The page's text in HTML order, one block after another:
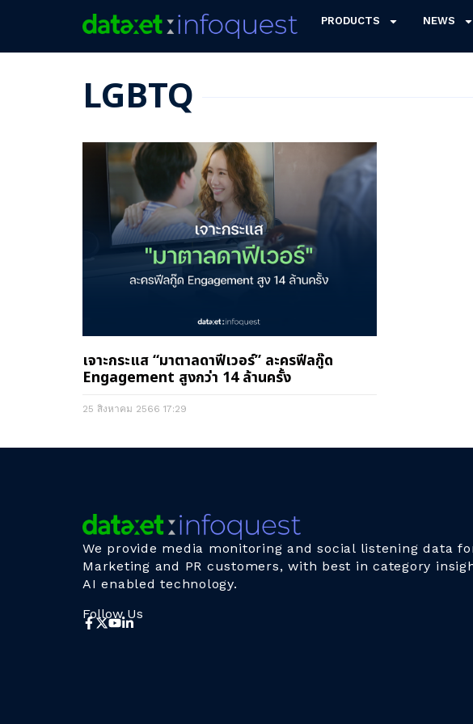
PRODUCTS NEWS
LGBTQ
เจาะกระแส “มาตาลดาฟีเวอร์” ละครฟีลกู๊ด
Engagement สูงกว่า 14 ล้านครั้ง
25 สิงหาคม 2566 17:29
We provide media monitoring and social listening data
Marketing and PR customers, with best in category
AI enabled technology.
Follow Us